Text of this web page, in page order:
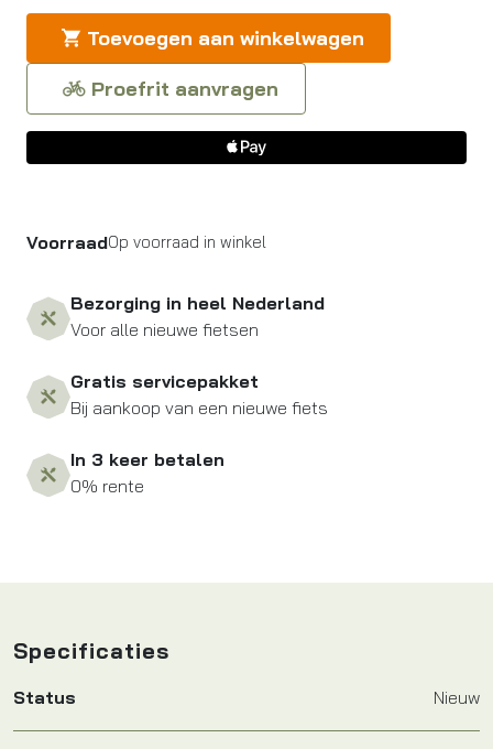
Toevoegen aan winkelwagen
Proefrit aanvragen
VoorraadOp voorraad in winkel
Bezorging in heel Nederland
Voor alle nieuwe fietsen
Gratis servicepakket
Bij aankoop van een nieuwe fiets
In 3 keer betalen
0% rente
Specificaties
Status Nieuw